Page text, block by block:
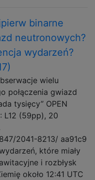
binarne
neutronowych?
wydarzeń?
wielu
połączenia gwiazd
tysięcy” OPEN
L12 (59pp), 20
2041-8213/ aa91c9
które miały
i rozbłysk
około 12:41 UTC